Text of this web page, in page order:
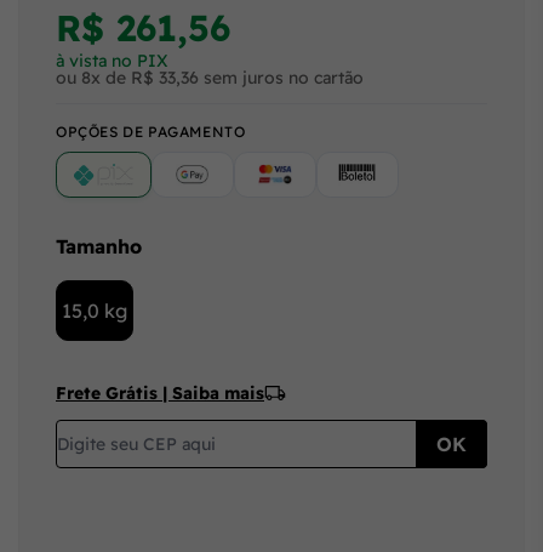
R$ 261,56
à vista no PIX
ou 8x de R$ 33,36 sem juros no cartão
OPÇÕES DE PAGAMENTO
Google Pay (Crédito/Débito)
Cartão Boleto
Frete Grátis | Saiba mais
Tamanho
15,0 kg